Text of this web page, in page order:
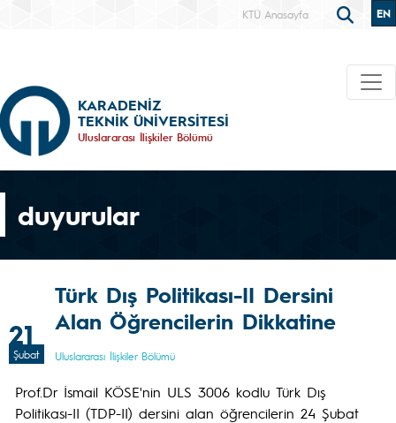
KTÜ Anasayfa EN
KARADENİZ
TEKNİK ÜNİVERSİTESİ
Uluslararası İlişkiler Bölümü
duyurular
21
Şubat
Türk Dış Politikası-II Dersini
Alan Öğrencilerin Dikkatine
Uluslararası İlişkiler Bölümü
Prof.Dr İsmail KÖSE'nin ULS 3006 kodlu Türk Dış
Politikası-II (TDP-II) dersini alan öğrencilerin 24 Şubat